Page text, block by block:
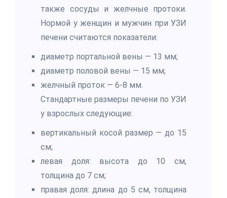
также сосуды и желчные протоки.
Нормой у женщин и мужчин при УЗИ
печени считаются показатели:
диаметр портальной вены — 13 мм;
диаметр половой вены — 15 мм;
желчный проток — 6-8 мм.
Стандартные размеры печени по УЗИ
у взрослых следующие:
вертикальный косой размер — до 15
см;
левая доля: высота до 10 см,
толщина до 7 см;
правая доля: длина до 5 см, толщина